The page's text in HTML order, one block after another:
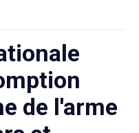
de l'arme